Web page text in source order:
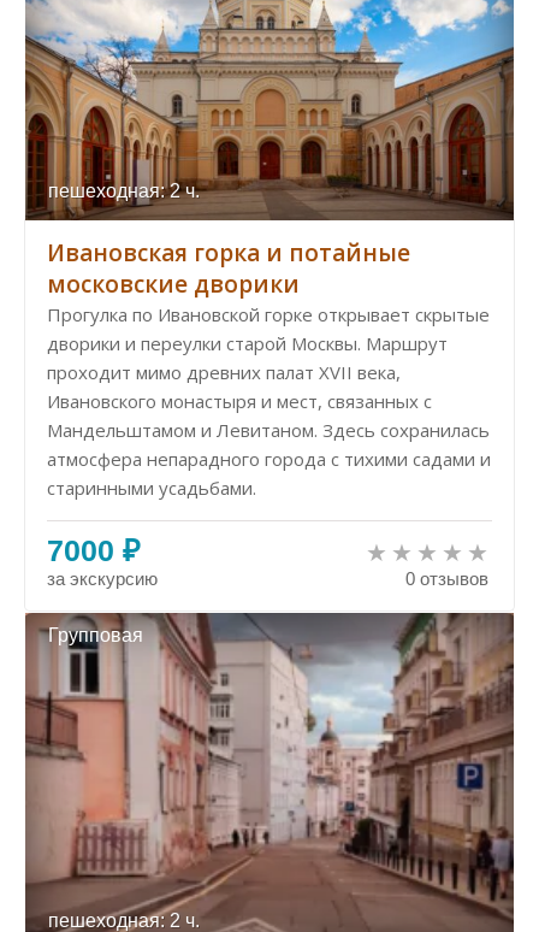
пешеходная: 2 ч.
Ивановская горка и потайные
московские дворики
Прогулка по Ивановской горке открывает скрытые
дворики и переулки старой Москвы. Маршрут
проходит мимо древних палат XVII века,
Ивановского монастыря и мест, связанных с
Мандельштамом и Левитаном. Здесь сохранилась
атмосфера непарадного города с тихими садами и
старинными усадьбами.
7000 ₽
за экскурсию 0 отзывов
Групповая
пешеходная: 2 ч.